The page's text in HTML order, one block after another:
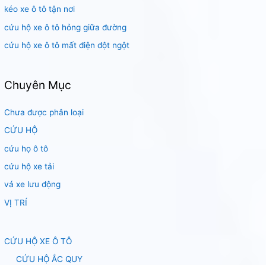
:kéo xe ô tô tận nơi
cứu hộ xe ô tô hỏng giữa đường
cứu hộ xe ô tô mất điện đột ngột
Chuyên Mục
Chưa được phân loại
CỨU HỘ
cứu họ ô tô
cứu hộ xe tải
vá xe lưu động
VỊ TRÍ
CỨU HỘ XE Ô TÔ
CỨU HỘ ẮC QUY